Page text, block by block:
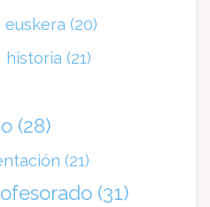
euskera (20)
historia (21)
(28)
(21)
(31)